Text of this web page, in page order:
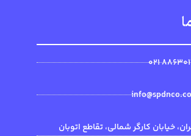
خیابان کارگر شمالی، تقاطع اتوبان